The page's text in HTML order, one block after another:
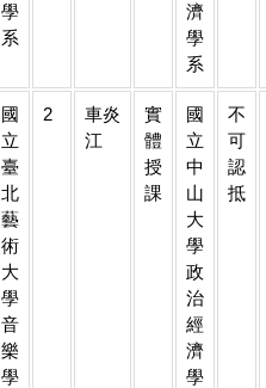
學
系
濟
學
系
國
立
臺
北
藝
術
大
學
音
樂
學
2
車炎
江
實
體
授
課
國
立
中
山
大
學
政
治
經
濟
學
不
可
認
抵